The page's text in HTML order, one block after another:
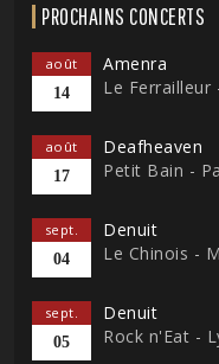
PROCHAINS CONCERTS
août
14
Amenra
Le Ferrailleur
août
17
Deafheaven
Petit Bain -
sept.
04
Denuit
Le Chinois -
sept.
05
Denuit
Rock n'Eat -